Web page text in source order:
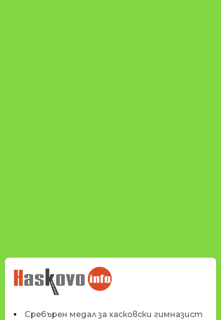
НОВИНИТЕ НА
HASKOVO.INFO
Сребърен медал за хасковски гимназист